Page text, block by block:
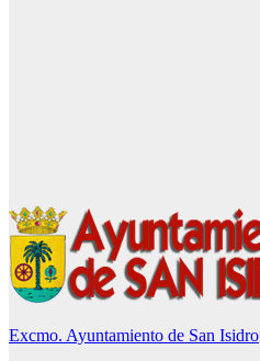
Excmo. Ayuntamiento de San Isidro